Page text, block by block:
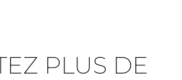
PLUS DE